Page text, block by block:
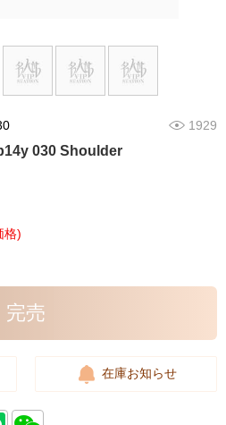
1929
030 Shoulder
格)
完売
在庫お知らせ